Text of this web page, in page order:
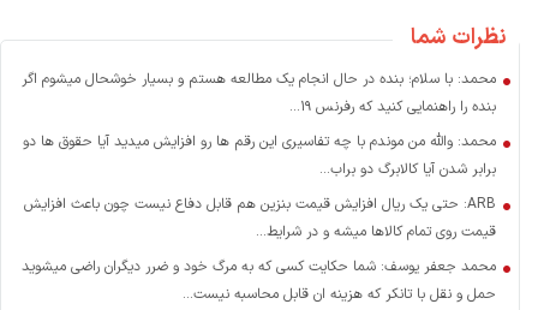
نظرات شما
محمد: با سلام؛ بنده در حال انجام یک مطالعه هستم و بسیار خوشحال میشوم اگر
بنده را راهنمایی کنید که رفرنس ۱۹...
محمد: والله من موندم با چه تفاسیری این رقم ها رو افزایش میدید آیا حقوق ها دو
برابر شدن آیا کالابرگ دو براب...
ARB: حتی یک ریال افزایش قیمت بنزین هم قابل دفاع نیست چون باعث افزایش
قیمت روی تمام کالاها میشه و در شرایط...
محمد جعفر یوسف: شما حکایت کسی که به مرگ خود و ضرر دیگران راضی میشوید
حمل و نقل با تانکر که هزینه ان قابل محاسبه نیست...